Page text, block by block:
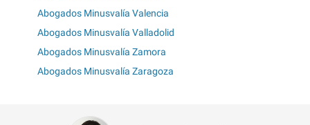
Abogados Minusvalía Valencia
Abogados Minusvalía Valladolid
Abogados Minusvalía Zamora
Abogados Minusvalía Zaragoza